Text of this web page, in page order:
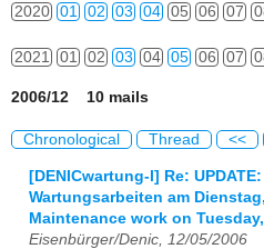
2020 01 02 03 04 05 06 07
2021 01 02 03 04 05 06 07
2006/12 10 mails
Chronological Thread <<
[DENICwartung-l] Re:
Wartungsarbeiten am
Maintenance work on
Eisenbürger/Denic, 12/05/2006